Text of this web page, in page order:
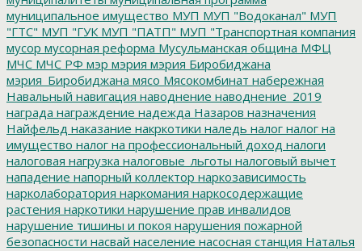
муниципальное имущество МУП МУП "Водоканал" МУП
"ГТС" МУП "ГУК МУП "ПАТП" МУП "Транспортная компания
мусор мусорная реформа Мусульманская община МФЦ
МЧС МЧС РФ мэр мэрия мэрия Биробиджана
мэрия_Биробиджана мясо Мясокомбинат набережная
Навальный навигация наводнение наводнение_2019
награда награждение надежда Назаров назначения
Найфельд наказание накркотики наледь налог налог на
имущество налог на профессиональный доход налоги
налоговая нагрузка налоговые_льготы налоговый вычет
нападение напорный коллектор наркозависимость
нарколаборатория наркомания наркосодержащие
растения наркотики нарушение прав инвалидов
нарушение тишины и покоя нарушения пожарной
безопасности насвай население насосная станция Наталья